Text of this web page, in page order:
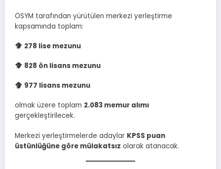
ÖSYM tarafından yürütülen merkezi yerleştirme
kapsamında toplam:
278 lise mezunu
828 ön lisans mezunu
977 lisans mezunu
olmak üzere toplam 2.083 memur alımı
gerçekleştirilecek.
Merkezi yerleştirmelerde adaylar KPSS puan
üstünlüğüne göre mülakatsız olarak atanacak.